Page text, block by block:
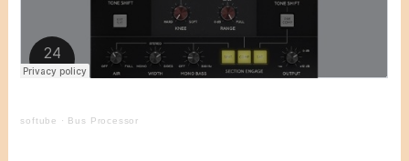
softube · Bus Processor